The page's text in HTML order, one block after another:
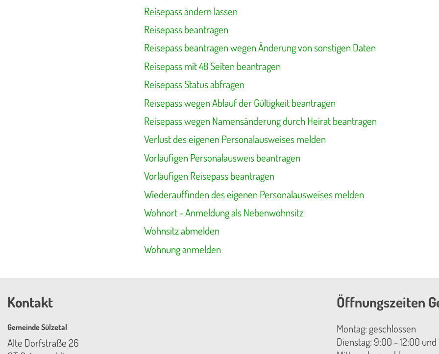
Reisepass ändern lassen
Reisepass beantragen
Reisepass beantragen wegen Änderung von sonstigen Daten
Reisepass mit 48 Seiten beantragen
Reisepass Status abfragen
Reisepass wegen Ablauf der Gültigkeit beantragen
Reisepass wegen Namensänderung durch Heirat beantragen
Verlust des eigenen Personalausweises melden
Vorläufigen Personalausweis beantragen
Vorläufigen Reisepass beantragen
Wiederauffinden des eigenen Personalausweises melden
Wohnort - Anmeldung als Nebenwohnsitz
Wohnsitz abmelden
Wohnung anmelden
Kontakt
Gemeinde Sülzetal
Alte Dorfstraße 26
Öffnungszeiten
Montag: geschlossen
Dienstag: 9:00 - 12:00